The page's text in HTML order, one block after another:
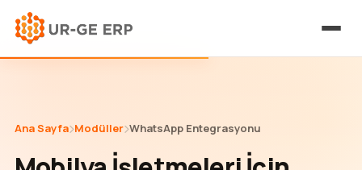
Ana Sayfa Modüller WhatsApp Entegrasyonu